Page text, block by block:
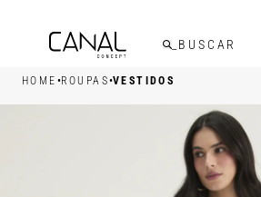
HOME •ROUPAS•VESTIDOS